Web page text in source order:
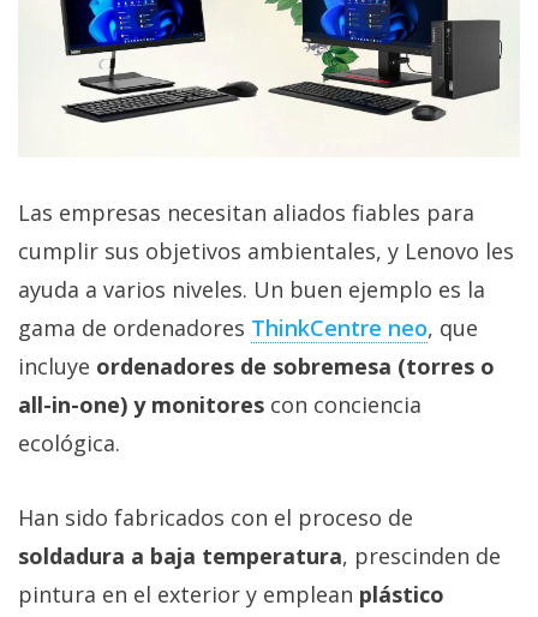
Las empresas necesitan aliados fiables para
cumplir sus objetivos ambientales, y Lenovo les
ayuda a varios niveles. Un buen ejemplo es la
gama de ordenadores ThinkCentre neo, que
incluye ordenadores de sobremesa (torres o
all-in-one) y monitores con conciencia
ecológica.
Han sido fabricados con el proceso de
soldadura a baja temperatura, prescinden de
pintura en el exterior y emplean plástico